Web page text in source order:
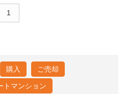
1
購入 ご売却
トマンション